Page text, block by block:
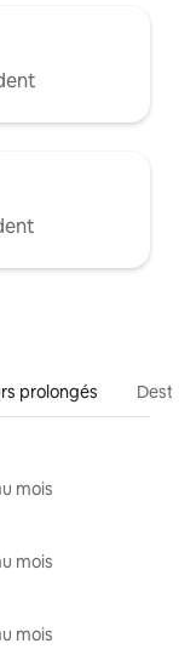
prolongés
mois
mois
mois